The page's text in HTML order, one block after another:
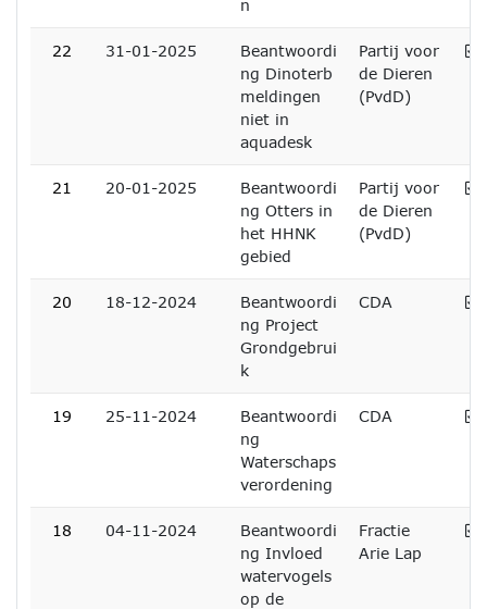
n
22 31-01-2025
Beantwoordi
ng Dinoterb
meldingen
niet in
aquadesk
Partij voor
de Dieren
(PvdD)
21 20-01-2025
Beantwoordi
ng Otters in
het HHNK
gebied
Partij voor
de Dieren
(PvdD)
20 18-12-2024
Beantwoordi
ng Project
Grondgebrui
k
CDA
19 25-11-2024
Beantwoordi
ng
Waterschaps
verordening
CDA
18 04-11-2024
Beantwoordi
ng Invloed
watervogels
op de
Fractie
Arie Lap